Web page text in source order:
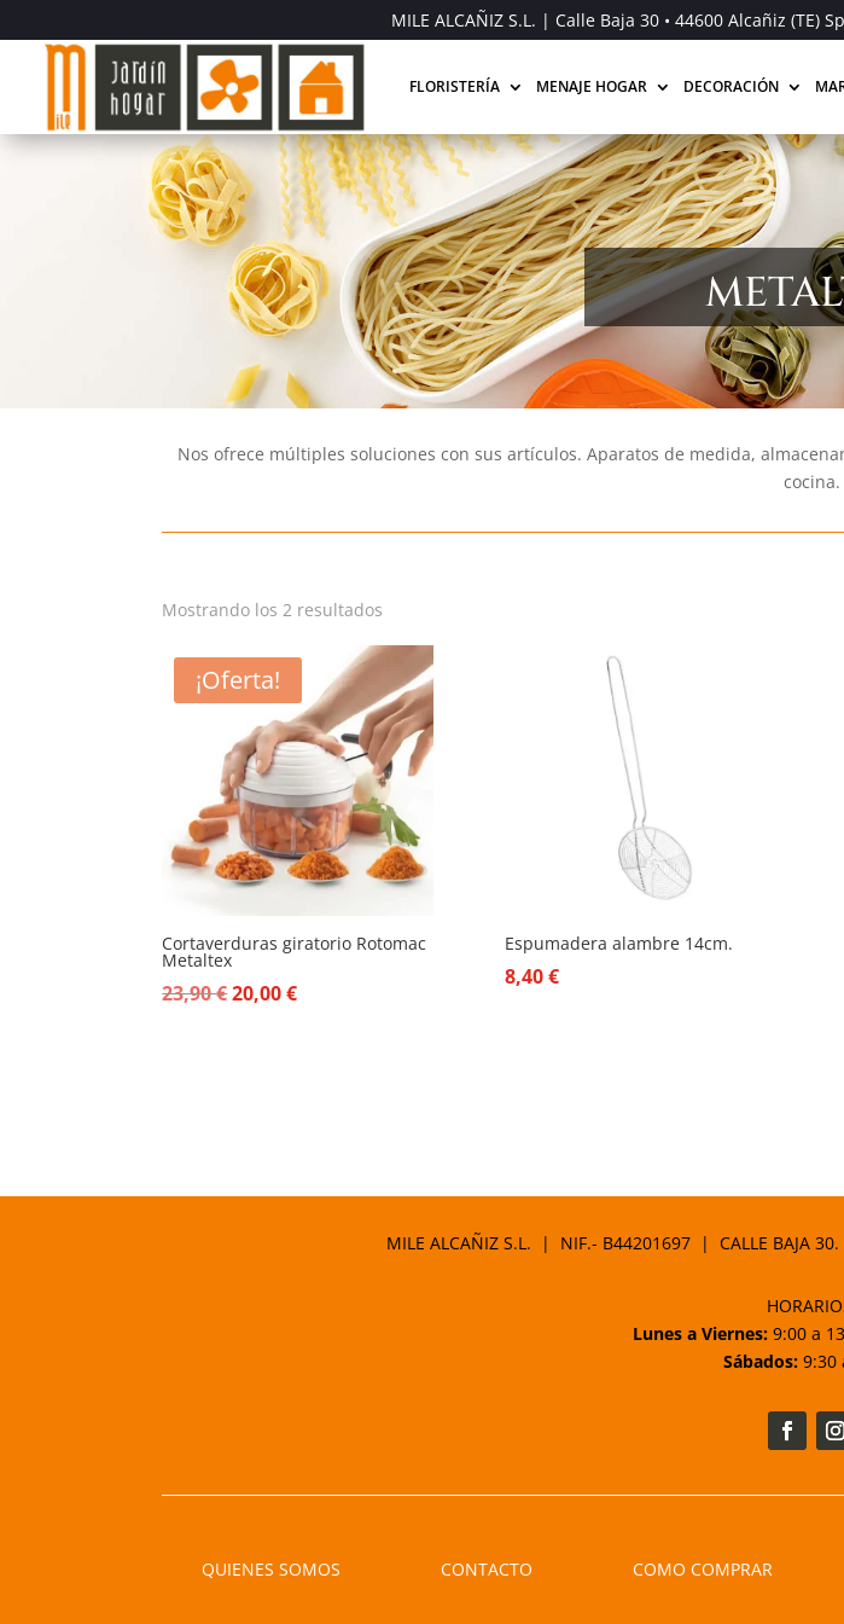
MILE ALCAÑIZ S.L. | Calle Baja 30 • 44600 Alcañiz (TE)
FLORISTERÍA MENAJE HOGAR DECORACIÓN
Nos ofrece múltiples soluciones con sus artículos. Aparatos de medida,
cocina.
Mostrando los 2 resultados
¡Oferta!
Cortaverduras giratorio Rotomac
Metaltex
23,90€El
20,00€El
Espumadera alambre 14cm.
8,40€
MILE ALCAÑIZ S.L. | NIF.- B44201697 | CALLE BAJA
Lunes a Viernes:9:00 a
Sábados: 9:30
QUIENES SOMOS CONTACTO COMO COMPRAR